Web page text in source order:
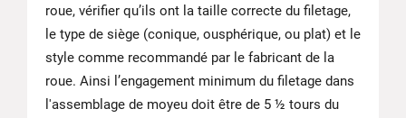
roue, vérifier qu’ils ont la taille correcte du filetage,
le type de siège (conique, ousphérique, ou plat) et le
style comme recommandé par le fabricant de la
roue. Ainsi l’engagement minimum du filetage dans
l'assemblage de moyeu doit être de 5 ½ tours du